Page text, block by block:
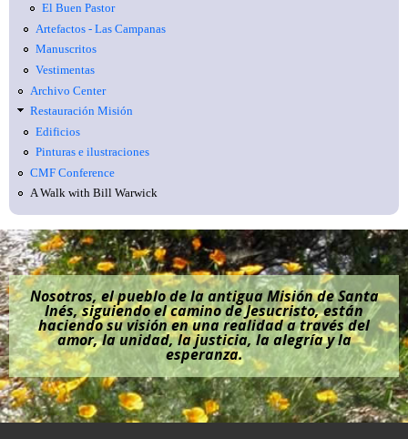
El Buen Pastor
Artefactos - Las Campanas
Manuscritos
Vestimentas
Archivo Center
Restauración Misión
Edificios
Pinturas e ilustraciones
CMF Conference
A Walk with Bill Warwick
Nosotros, el pueblo de la antigua Misión de Santa
Inés, siguiendo el camino de Jesucristo, están
haciendo su visión en una realidad a través del
amor, la unidad, la justicia, la alegría y la
esperanza.